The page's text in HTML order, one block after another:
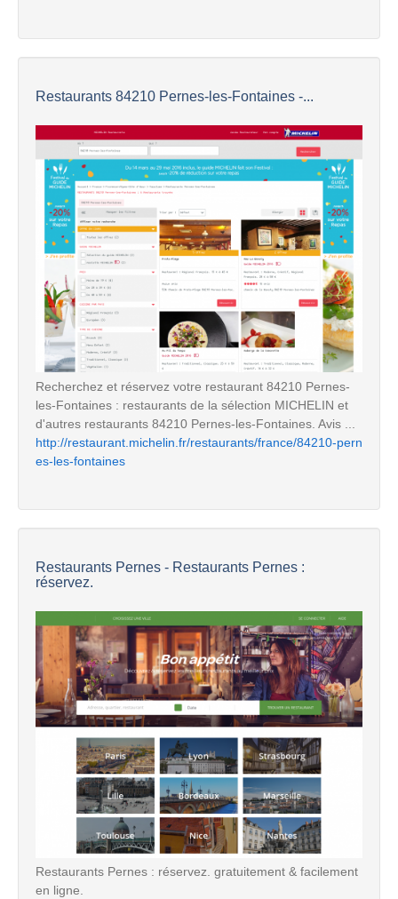
Restaurants 84210 Pernes-les-Fontaines -...
Recherchez et réservez votre restaurant 84210 Pernes-
les-Fontaines : restaurants de la sélection MICHELIN et
d'autres restaurants 84210 Pernes-les-Fontaines. Avis ...
http://restaurant.michelin.fr/restaurants/france/84210-pern
es-les-fontaines
Restaurants Pernes - Restaurants Pernes :
réservez.
Restaurants Pernes : réservez. gratuitement & facilement
en ligne.